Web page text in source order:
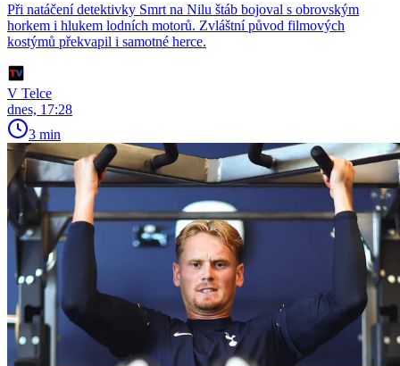
Při natáčení detektivky Smrt na Nilu štáb bojoval s obrovským
horkem i hlukem lodních motorů. Zvláštní původ filmových
kostýmů překvapil i samotné herce.
V Telce
dnes, 17:28
3 min